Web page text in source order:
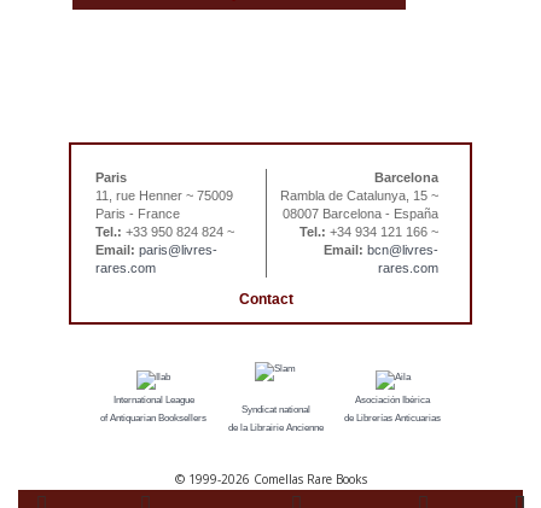
Paris
11, rue Henner ~ 75009
Paris - France
Tel.: +33 950 824 824 ~
Email: paris@livres-
rares.com
Barcelona
Rambla de Catalunya, 15 ~
08007 Barcelona - España
Tel.: +34 934 121 166 ~
Email: bcn@livres-
rares.com
Contact
International League
of Antiquarian Booksellers
Syndicat national
de la Librairie Ancienne
Asociación Ibérica
de Librerías Anticuarias
© 1999-2026 Comellas Rare Books